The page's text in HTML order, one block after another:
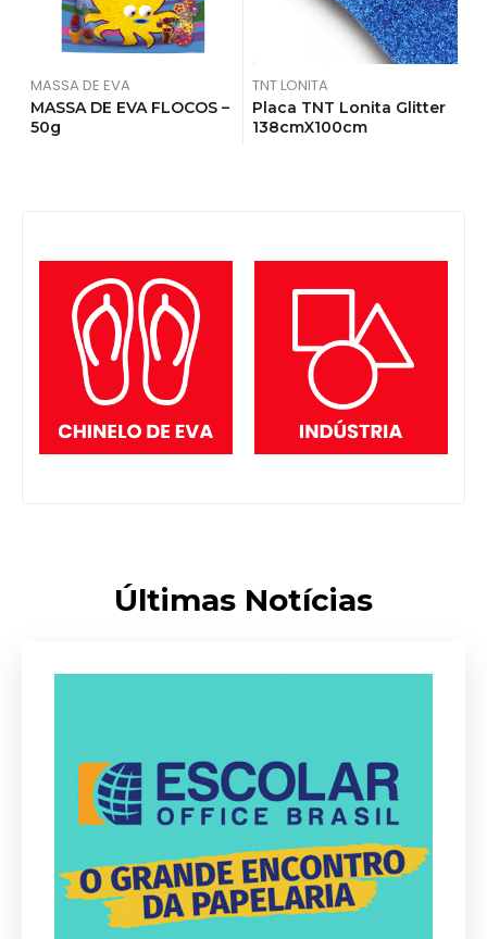
MASSA DE EVA
MASSA DE EVA FLOCOS –
50g
TNT LONITA
Placa TNT Lonita Glitter
138cmX100cm
Últimas Notícias